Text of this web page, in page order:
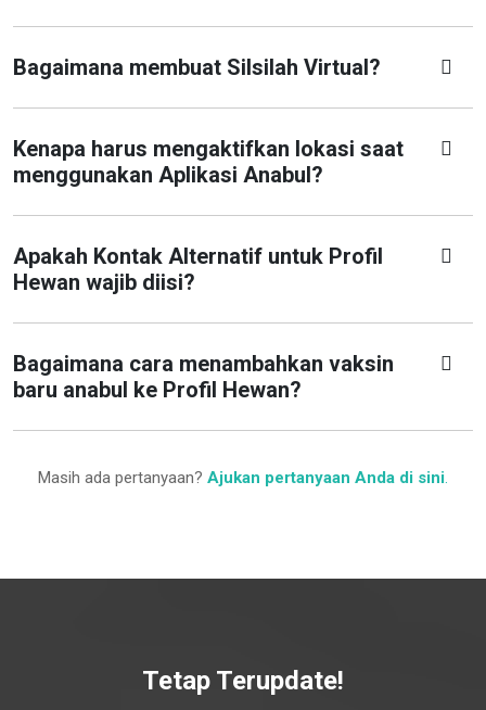
Bagaimana membuat Silsilah Virtual?
Kenapa harus mengaktifkan lokasi saat
menggunakan Aplikasi Anabul?
Apakah Kontak Alternatif untuk Profil
Hewan wajib diisi?
Bagaimana cara menambahkan vaksin
baru anabul ke Profil Hewan?
Masih ada pertanyaan? Ajukan pertanyaan Anda di sini.
Tetap Terupdate!